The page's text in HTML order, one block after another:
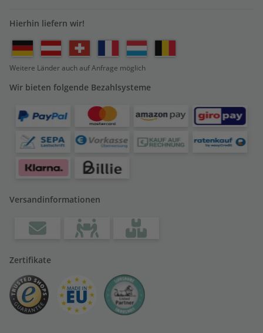
Hierhin liefern wir!
Weitere Länder auch auf Anfrage möglich
Wir bieten folgende Bezahlsysteme
Versandinformationen
Zertifikate